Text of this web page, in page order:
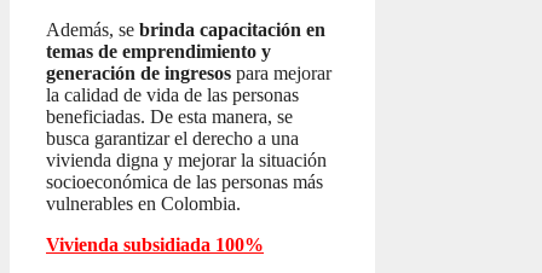
Además, se brinda capacitación en
temas de emprendimiento y
generación de ingresos para mejorar
la calidad de vida de las personas
beneficiadas. De esta manera, se
busca garantizar el derecho a una
vivienda digna y mejorar la situación
socioeconómica de las personas más
vulnerables en Colombia.
Vivienda subsidiada 100%